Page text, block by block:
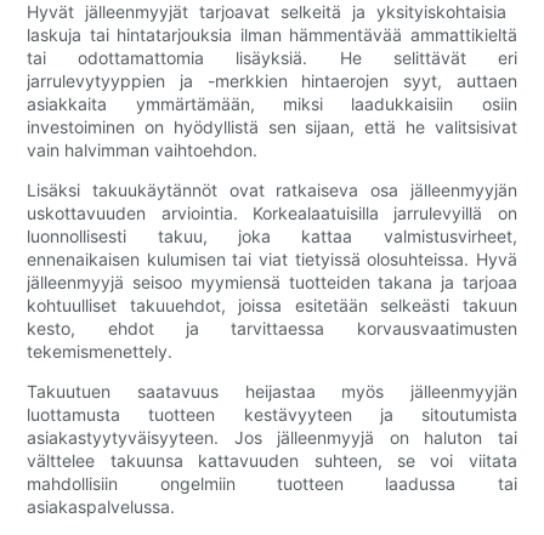
Hyvät jälleenmyyjät tarjoavat selkeitä ja yksityiskohtaisia ​​
laskuja tai hintatarjouksia ilman hämmentävää ammattikieltä
tai odottamattomia lisäyksiä. He selittävät eri
jarrulevytyyppien ja -merkkien hintaerojen syyt, auttaen
asiakkaita ymmärtämään, miksi laadukkaisiin osiin
investoiminen on hyödyllistä sen sijaan, että he valitsisivat
vain halvimman vaihtoehdon.
Lisäksi takuukäytännöt ovat ratkaiseva osa jälleenmyyjän
uskottavuuden arviointia. Korkealaatuisilla jarrulevyillä on
luonnollisesti takuu, joka kattaa valmistusvirheet,
ennenaikaisen kulumisen tai viat tietyissä olosuhteissa. Hyvä
jälleenmyyjä seisoo myymiensä tuotteiden takana ja tarjoaa
kohtuulliset takuuehdot, joissa esitetään selkeästi takuun
kesto, ehdot ja tarvittaessa korvausvaatimusten
tekemismenettely.
Takuutuen saatavuus heijastaa myös jälleenmyyjän
luottamusta tuotteen kestävyyteen ja sitoutumista
asiakastyytyväisyyteen. Jos jälleenmyyjä on haluton tai
välttelee takuunsa kattavuuden suhteen, se voi viitata
mahdollisiin ongelmiin tuotteen laadussa tai
asiakaspalvelussa.